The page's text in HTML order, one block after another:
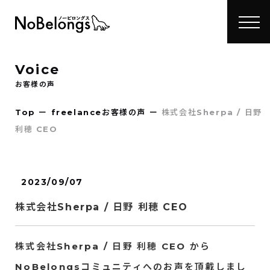
Voice
お客様の声
Top ー freelanceお客様の声 ー 株式会社Sherpa / 日野
利穂 CEO
2023/09/07
株式会社Sherpa / 日野 利穂 CEO
株式会社Sherpa / 日野 利穂 CEO から
NoBelongsコミュニティへのお声を頂戴しまし